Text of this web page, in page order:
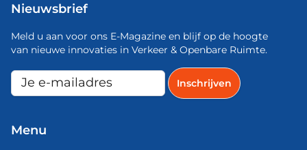
Nieuwsbrief
Meld u aan voor ons E-Magazine en blijf op de hoogte
van nieuwe innovaties in Verkeer & Openbare Ruimte.
Menu